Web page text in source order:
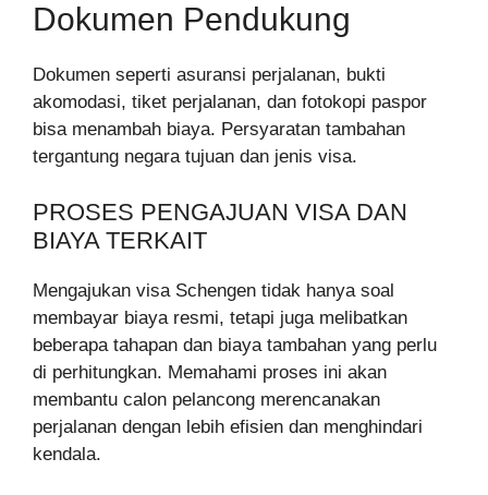
Dokumen Pendukung
Dokumen seperti asuransi perjalanan, bukti
akomodasi, tiket perjalanan, dan fotokopi paspor
bisa menambah biaya. Persyaratan tambahan
tergantung negara tujuan dan jenis visa.
PROSES PENGAJUAN VISA DAN
BIAYA TERKAIT
Mengajukan visa Schengen tidak hanya soal
membayar biaya resmi, tetapi juga melibatkan
beberapa tahapan dan biaya tambahan yang perlu
di perhitungkan. Memahami proses ini akan
membantu calon pelancong merencanakan
perjalanan dengan lebih efisien dan menghindari
kendala.